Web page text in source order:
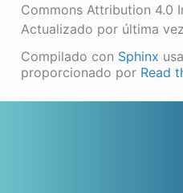
Commons Attribution 4.0
Actualizado por última
Compilado con Sphinx
proporcionado por Read